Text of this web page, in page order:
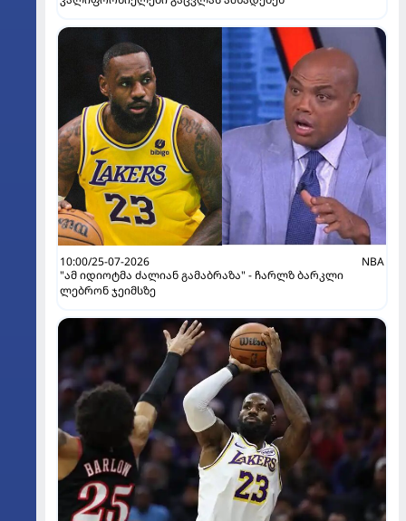
10:00/25-07-2026
NBA
"ამ იდიოტმა ძალიან გამაბრაზა" - ჩარლზ ბარკლი
ლებრონ ჯეიმსზე